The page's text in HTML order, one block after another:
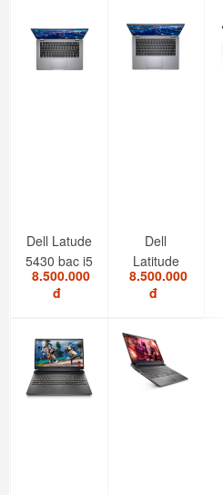
Dell Latude
5430 bạc i5
1235U/8GB/SSD...
8.500.000
đ
Dell
Latitude
5420 i7
1185G7/RAM
8.500.000
đ